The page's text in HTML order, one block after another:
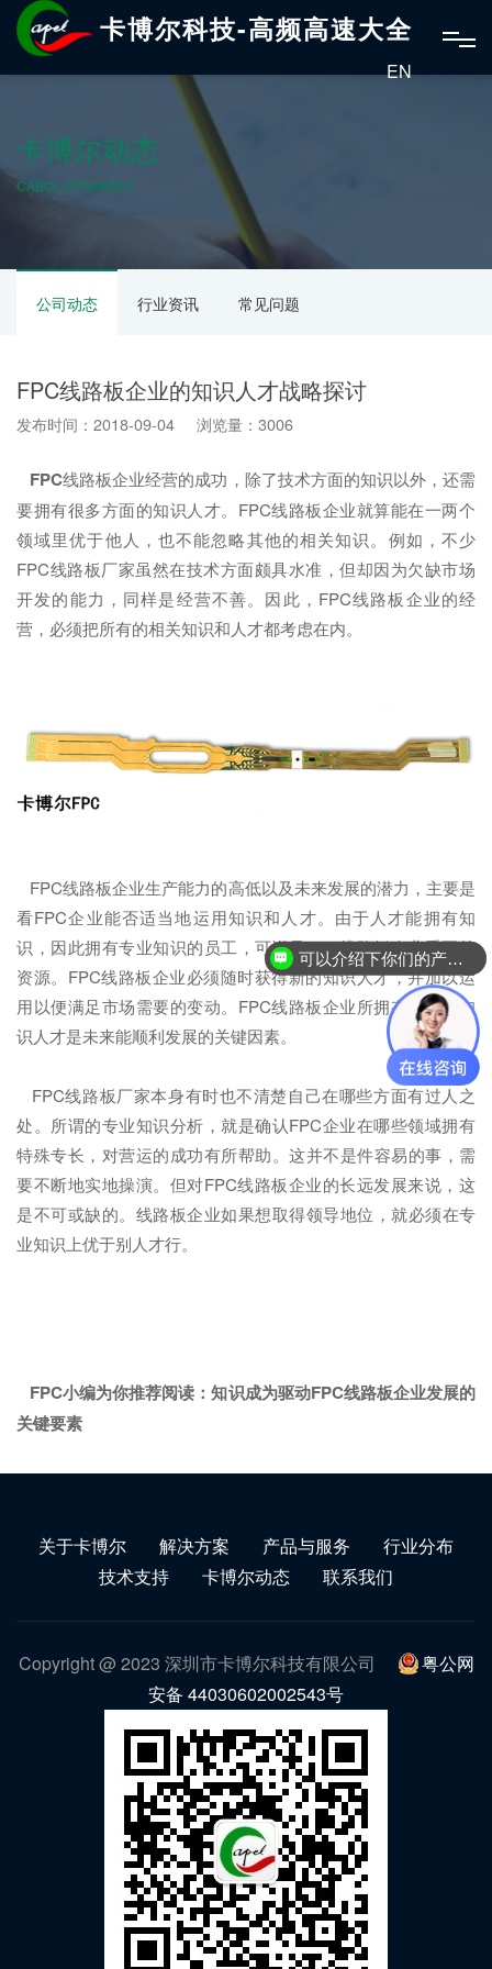
卡博尔科技-高频高速大全
EN
卡博尔动态
CABOL DYNAMICS
公司动态 行业资讯 常见问题
FPC线路板企业的知识人才战略探讨
发布时间：2018-09-04 浏览量：3006
FPC线路板企业经营的成功，除了技术方面的知识以外，还需
要拥有很多方面的知识人才。FPC线路板企业就算能在一两个
领域里优于他人，也不能忽略其他的相关知识。例如，不少
FPC线路板厂家虽然在技术方面颇具水准，但却因为欠缺市场
开发的能力，同样是经营不善。因此，FPC线路板企业的经
营，必须把所有的相关知识和人才都考虑在内。
FPC线路板企业生产能力的高低以及未来发展的潜力，主要是
看FPC企业能否适当地运用知识和人才。由于人才能拥有知
识，因此拥有专业知识的员工，可说是FPC线路板企业重要的
资源。FPC线路板企业必须随时获得新的知识人才，并加以运
用以便满足市场需要的变动。FPC线路板企业所拥有的专业知
识人才是未来能顺利发展的关键因素。
FPC线路板厂家本身有时也不清楚自己在哪些方面有过人之
处。所谓的专业知识分析，就是确认FPC企业在哪些领域拥有
特殊专长，对营运的成功有所帮助。这并不是件容易的事，需
要不断地实地操演。但对FPC线路板企业的长远发展来说，这
是不可或缺的。线路板企业如果想取得领导地位，就必须在专
业知识上优于别人才行。
FPC小编为你推荐阅读：知识成为驱动FPC线路板企业发展的
关键要素
关于卡博尔 解决方案 产品与服务
行业分布
技术支持
卡博尔动态 联系我们
Copyright @ 2023 深圳市卡博尔科技有限公司
粤公网
安备 44030602002543号
可以介绍下你们的产品么？